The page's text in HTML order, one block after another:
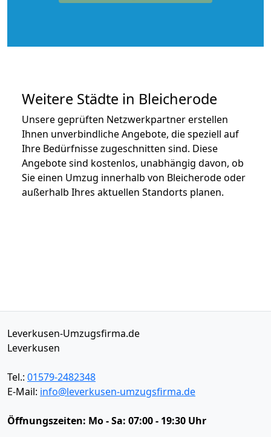
Weitere Städte in Bleicherode
Unsere geprüften Netzwerkpartner erstellen
Ihnen unverbindliche Angebote, die speziell auf
Ihre Bedürfnisse zugeschnitten sind. Diese
Angebote sind kostenlos, unabhängig davon, ob
Sie einen Umzug innerhalb von Bleicherode oder
außerhalb Ihres aktuellen Standorts planen.
Leverkusen-Umzugsfirma.de
Leverkusen
Tel.: 01579-2482348
E-Mail: info@leverkusen-umzugsfirma.de
Öffnungszeiten: Mo - Sa: 07:00 - 19:30 Uhr